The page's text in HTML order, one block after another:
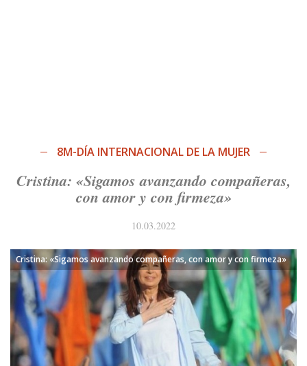
8M-DÍA INTERNACIONAL DE LA MUJER
Cristina: «Sigamos avanzando compañeras,
con amor y con firmeza»
10.03.2022
Cristina: «Sigamos avanzando compañeras, con amor y con firmeza»